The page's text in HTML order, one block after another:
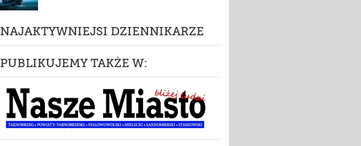
NAJAKTYWNIEJSI DZIENNIKARZE
PUBLIKUJEMY TAKŻE W: